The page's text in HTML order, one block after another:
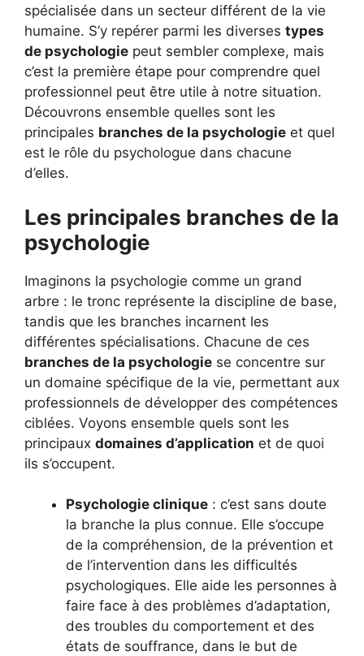
spécialisée dans un secteur différent de la vie
humaine. S’y repérer parmi les diverses types
de psychologie peut sembler complexe, mais
c’est la première étape pour comprendre quel
professionnel peut être utile à notre situation.
Découvrons ensemble quelles sont les
principales branches de la psychologie et quel
est le rôle du psychologue dans chacune
d’elles.
Les principales branches de la
psychologie
Imaginons la psychologie comme un grand
arbre : le tronc représente la discipline de base,
tandis que les branches incarnent les
différentes spécialisations. Chacune de ces
branches de la psychologie se concentre sur
un domaine spécifique de la vie, permettant aux
professionnels de développer des compétences
ciblées. Voyons ensemble quels sont les
principaux domaines d’application et de quoi
ils s’occupent.
Psychologie clinique : c’est sans doute
la branche la plus connue. Elle s’occupe
de la compréhension, de la prévention et
de l’intervention dans les difficultés
psychologiques. Elle aide les personnes à
faire face à des problèmes d’adaptation,
des troubles du comportement et des
états de souffrance, dans le but de